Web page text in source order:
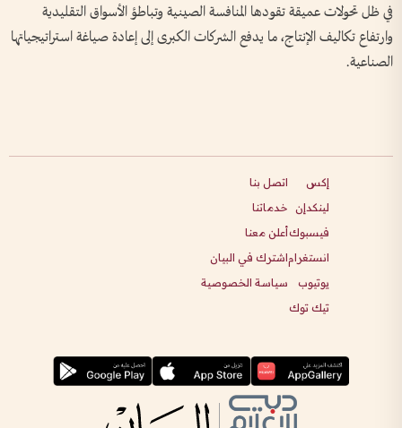
في ظل تحولات عميقة تقودها المنافسة الصينية وتباطؤ الأسواق التقليدية
وارتفاع تكاليف الإنتاج، ما يدفع الشركات الكبرى إلى إعادة صياغة استراتيجياتها
الصناعية.
إكس
لينكدإن
فيسبوك
انستغرام
يوتيوب
تيك توك
اتصل بنا
خدماتنا
أعلن معنا
اشترك في البيان
سياسة الخصوصية